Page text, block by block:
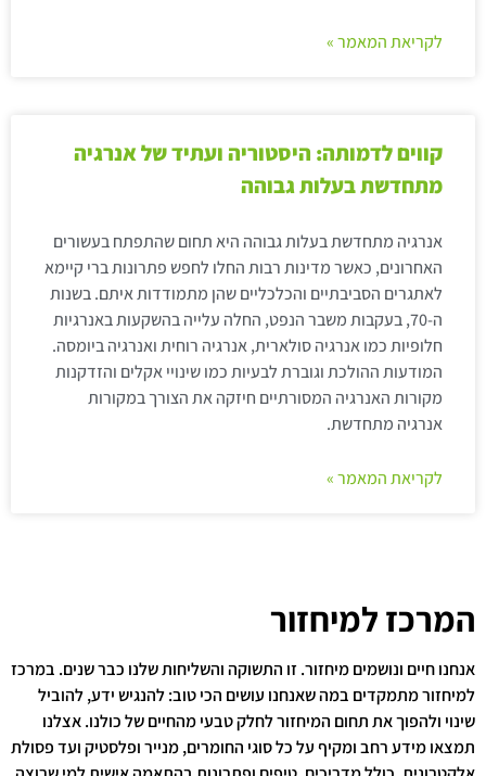
לקריאת המאמר »
קווים לדמותה: היסטוריה ועתיד של אנרגיה
מתחדשת בעלות גבוהה
אנרגיה מתחדשת בעלות גבוהה היא תחום שהתפתח בעשורים
האחרונים, כאשר מדינות רבות החלו לחפש פתרונות ברי קיימא
לאתגרים הסביבתיים והכלכליים שהן מתמודדות איתם. בשנות
ה-70, בעקבות משבר הנפט, החלה עלייה בהשקעות באנרגיות
חלופיות כמו אנרגיה סולארית, אנרגיה רוחית ואנרגיה ביומסה.
המודעות ההולכת וגוברת לבעיות כמו שינויי אקלים והזדקנות
מקורות האנרגיה המסורתיים חיזקה את הצורך במקורות
אנרגיה מתחדשת.
לקריאת המאמר »
המרכז למיחזור
אנחנו חיים ונושמים מיחזור. זו התשוקה והשליחות שלנו כבר שנים. במרכז
למיחזור מתמקדים במה שאנחנו עושים הכי טוב: להנגיש ידע, להוביל
שינוי ולהפוך את תחום המיחזור לחלק טבעי מהחיים של כולנו. אצלנו
תמצאו מידע רחב ומקיף על כל סוגי החומרים, מנייר ופלסטיק ועד פסולת